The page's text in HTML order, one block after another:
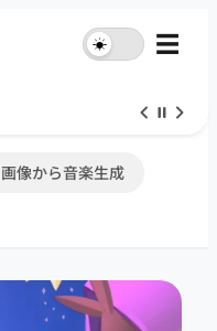
☀︎ ☰
画像から音楽生成